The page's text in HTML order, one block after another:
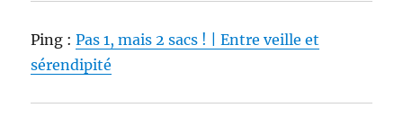
Ping :Pas 1, mais 2 sacs ! | Entre veille et
sérendipité